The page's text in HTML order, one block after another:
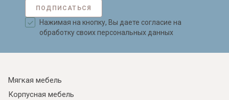
ПОДПИСАТЬСЯ
Нажимая на кнопку, Вы даете согласие на
обработку своих персональных данных
Мягкая мебель
Корпусная мебель